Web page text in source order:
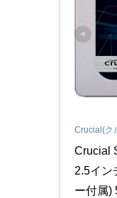
Crucial(ク
Crucial
2.5イン
ー付属)